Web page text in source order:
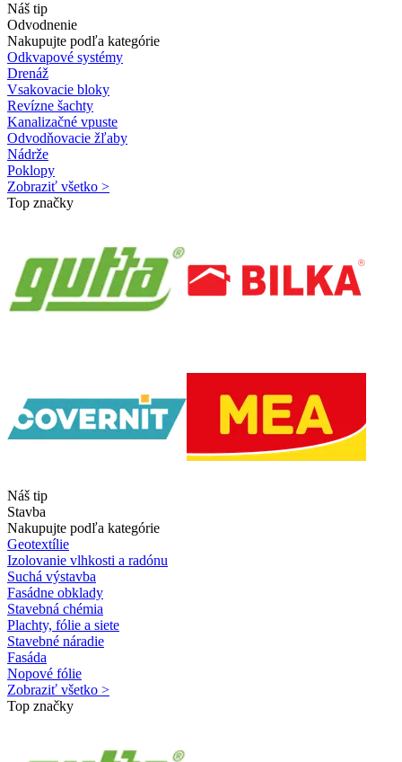
Náš tip
Odvodnenie
Nakupujte podľa kategórie
Odkvapové systémy
Drenáž
Vsakovacie bloky
Revízne šachty
Kanalizačné vpuste
Odvodňovacie žľaby
Nádrže
Poklopy
Zobraziť všetko >
Top značky
Náš tip
Stavba
Nakupujte podľa kategórie
Geotextílie
Izolovanie vlhkosti a radónu
Suchá výstavba
Fasádne obklady
Stavebná chémia
Plachty, fólie a siete
Stavebné náradie
Fasáda
Nopové fólie
Zobraziť všetko >
Top značky